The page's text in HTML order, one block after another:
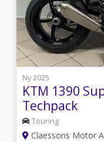
Ny 2025
KTM 1390
Techpack
Touring
Claessons Motor